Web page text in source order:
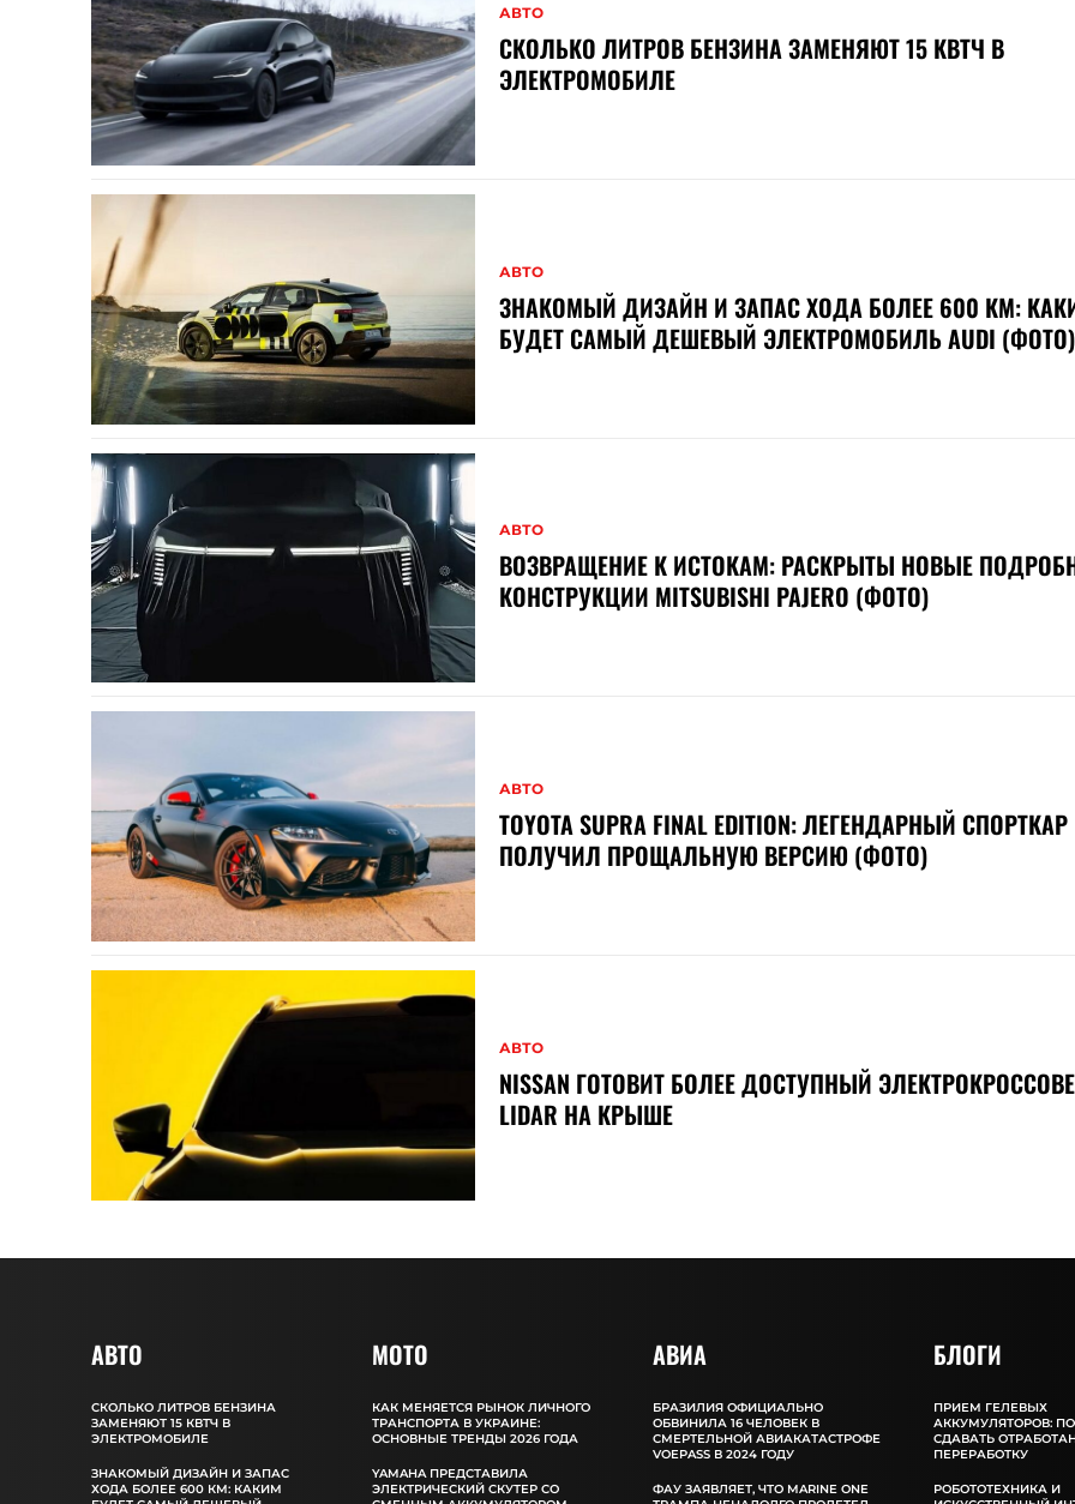
АВТО
СКОЛЬКО ЛИТРОВ БЕНЗИНА ЗАМЕНЯЮТ 15 КВТЧ В
ЭЛЕКТРОМОБИЛЕ
АВТО
ЗНАКОМЫЙ ДИЗАЙН И ЗАПАС ХОДА БОЛЕЕ 600 КМ:
БУДЕТ САМЫЙ ДЕШЕВЫЙ ЭЛЕКТРОМОБИЛЬ AUDI (ФОТО)
АВТО
ВОЗВРАЩЕНИЕ К ИСТОКАМ: РАСКРЫТЫ НОВЫЕ
КОНСТРУКЦИИ MITSUBISHI PAJERO (ФОТО)
АВТО
TOYOTA SUPRA FINAL EDITION: ЛЕГЕНДАРНЫЙ СПОРТКАР
ПОЛУЧИЛ ПРОЩАЛЬНУЮ ВЕРСИЮ (ФОТО)
АВТО
NISSAN ГОТОВИТ БОЛЕЕ ДОСТУПНЫЙ
LIDAR НА КРЫШЕ
АВТО
СКОЛЬКО ЛИТРОВ БЕНЗИНА
ЗАМЕНЯЮТ 15 КВТЧ В
ЭЛЕКТРОМОБИЛЕ
ЗНАКОМЫЙ ДИЗАЙН И ЗАПАС
ХОДА БОЛЕЕ 600 КМ: КАКИМ
MOTO
КАК МЕНЯЕТСЯ РЫНОК ЛИЧНОГО
ТРАНСПОРТА В УКРАИНЕ:
ОСНОВНЫЕ ТРЕНДЫ 2026 ГОДА
YAMAHA ПРЕДСТАВИЛА
ЭЛЕКТРИЧЕСКИЙ СКУТЕР СО
АВИА
БРАЗИЛИЯ ОФИЦИАЛЬНО
ОБВИНИЛА 16 ЧЕЛОВЕК В
СМЕРТЕЛЬНОЙ АВИАКАТАСТРОФЕ
VOEPASS В 2024 ГОДУ
ФАУ ЗАЯВЛЯЕТ, ЧТО MARINE ONE
БЛОГИ
ПРИЕМ ГЕЛЕВЫХ
АККУМУЛЯТОРОВ:
СДАВАТЬ
ПЕРЕРАБОТКУ
РОБОТОТЕХНИКА И